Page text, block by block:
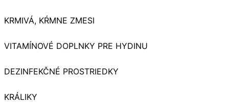
KRMIVÁ, KŔMNE ZMESI
VITAMÍNOVÉ DOPLNKY PRE HYDINU
DEZINFEKČNÉ PROSTRIEDKY
KRÁLIKY